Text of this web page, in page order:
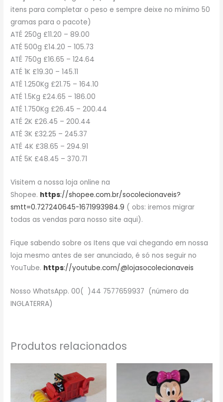
itens para completar o peso e sempre deixe no mínimo 50
gramas para o pacote)
ATÉ 250g £11.20 – 89.00
ATÉ 500g £14.20 – 105.73
ATÉ 750g £16.65 – 124.64
ATÉ 1K £19.30 – 145.11
ATÉ 1.250Kg £21.75 – 164.10
ATÉ 1.5Kg £24.65 – 186.00
ATÉ 1.750Kg £26.45 – 200.44
ATÉ 2K £26.45 – 200.44
ATÉ 3K £32.25 – 245.37
ATÉ 4K £38.65 – 294.91
ATÉ 5K £48.45 – 370.71
Visitem a nossa loja online na
Shopee. https://shopee.com.br/socolecionaveis?
smtt=0.727240645-1671993984.9 ( obs: iremos migrar
todas as vendas para nosso site aqui).
Fique sabendo sobre os Itens que vai chegando em nossa
loja mesmo antes de ser anunciado, é só nos seguir no
YouTube. https://youtube.com/@lojasocolecionaveis
Nosso WhatsApp. 00( )44 7577659937 (número da
INGLATERRA)
Produtos relacionados